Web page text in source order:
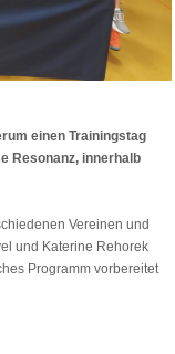
einen Trainingstag
Resonanz, innerhalb
Vereinen und
und Katerine Rehorek
Programm vorbereitet